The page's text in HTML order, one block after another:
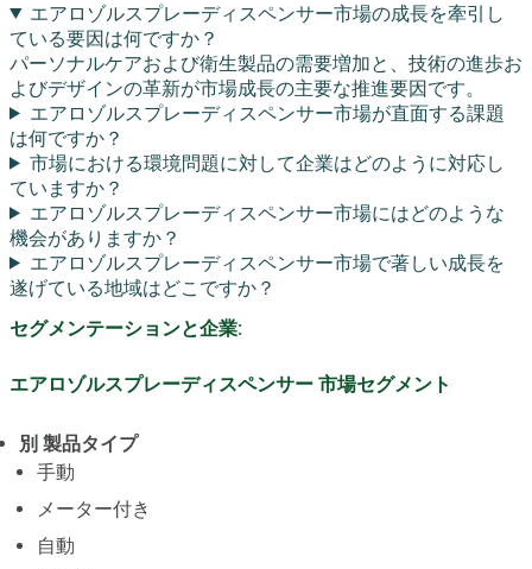
エアロゾルスプレーディスペンサー市場の成長を牽引し
ている要因は何ですか？
パーソナルケアおよび衛生製品の需要増加と、技術の進歩お
よびデザインの革新が市場成長の主要な推進要因です。
エアロゾルスプレーディスペンサー市場が直面する課題
は何ですか？
市場における環境問題に対して企業はどのように対応し
ていますか？
エアロゾルスプレーディスペンサー市場にはどのような
機会がありますか？
エアロゾルスプレーディスペンサー市場で著しい成長を
遂げている地域はどこですか？
セグメンテーションと企業:
エアロゾルスプレーディスペンサー 市場セグメント
別 製品タイプ
手動
メーター付き
自動